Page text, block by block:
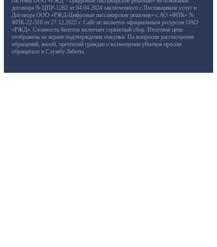
договора № ЦПР-1282 от 04.04.2024 заключенного с Поставщиком услуг и
Договора ООО «РЖД-Цифровые пассажирские решения» с АО «ФПК» №
ФПК-22-316 от 27.12.2022 г. Сайт не является официальным ресурсом ОАО
«РЖД». Стоимость билетов включает сервисный сбор. Итоговая цена
отображена на экране подтверждения покупки. По вопросам рассмотрения
обращений, жалоб, претензий граждан о возмещении убытков просим
обращаться в Службу Заботы.